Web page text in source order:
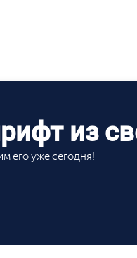
из
его уже сегодня!